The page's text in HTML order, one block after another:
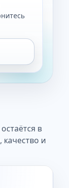
в
качество и